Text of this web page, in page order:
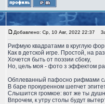
Добавлено: Ср, 10 Авг, 2022 22:37
Рифмую квадратами в круглую
Как в детской игре. Простой, на
Хочется быть от поэзии сбоку,
Но, цель моя - фото з эффектом
Обплеванный пафосно рифмами
В баре прокуренном шепчет
Слышится громкое: вот же ты
Впрочем, к утру столы будут